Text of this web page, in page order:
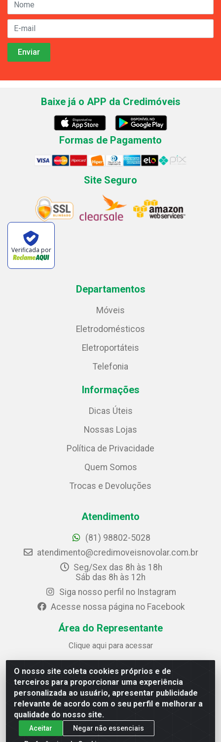
O nosso site coleta cookies próprios e de
terceiros para proporcionar uma experiência
personalizada ao usuário, apresentar publicidade
relevante de acordo com o seu perfil e melhorar a
qualidade do nosso site.
Aceitar
Negar não essenciais
Baixe já o APP da Credimóveis
Formas de Pagamento
Site Seguro
Verificada por
Departamentos
Móveis
Eletrodomésticos
Eletroportáteis
Telefonia
Informações
Dicas Úteis
Nossas Lojas
Política de Privacidade
Quem Somos
Trocas e Devoluções
Atendimento
(81) 98802-5028
atendimento@credimoveisnovolar.com.br
Seg/Sex das 8h às 18h
Sáb das 8h às 12h
Siga nosso perfil no Instagram
Acesse nossa página no Facebook
Área do Representante
Clique aqui para acessar
Credimóveis Novolar Ltda
Rua José Alves Bezerra, 430 - Prazeres - Jaboatão dos
Guararapes / PE - CEP 54.325-610
CNPJ: 09.930.165/0013-70